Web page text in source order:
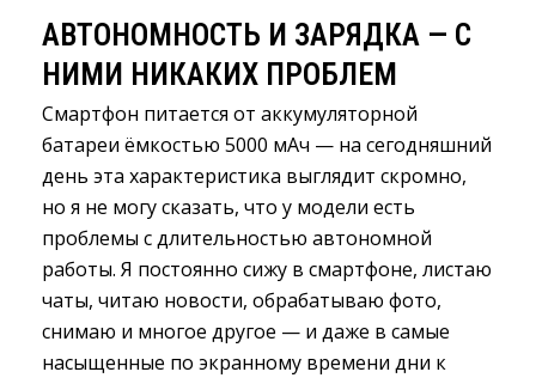
АВТОНОМНОСТЬ И ЗАРЯДКА — С
НИМИ НИКАКИХ ПРОБЛЕМ
Смартфон питается от аккумуляторной
батареи ёмкостью 5000 мАч — на сегодняшний
день эта характеристика выглядит скромно,
но я не могу сказать, что у модели есть
проблемы с длительностью автономной
работы. Я постоянно сижу в смартфоне, листаю
чаты, читаю новости, обрабатываю фото,
снимаю и многое другое — и даже в самые
насыщенные по экранному времени дни к